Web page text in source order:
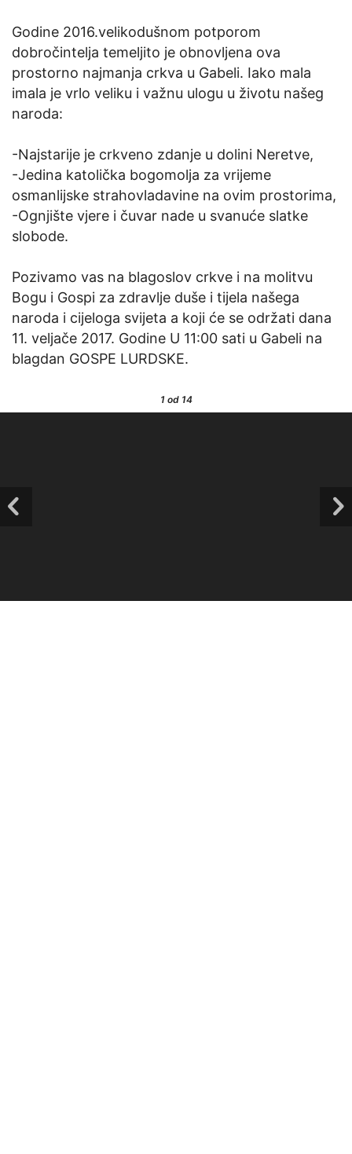
Godine 2016.velikodušnom potporom
dobročintelja temeljito je obnovljena ova
prostorno najmanja crkva u Gabeli. Iako mala
imala je vrlo veliku i važnu ulogu u životu našeg
naroda:
-Najstarije je crkveno zdanje u dolini Neretve,
-Jedina katolička bogomolja za vrijeme
osmanlijske strahovladavine na ovim prostorima,
-Ognjište vjere i čuvar nade u svanuće slatke
slobode.
Pozivamo vas na blagoslov crkve i na molitvu
Bogu i Gospi za zdravlje duše i tijela našega
naroda i cijeloga svijeta a koji će se održati dana
11. veljače 2017. Godine U 11:00 sati u Gabeli na
blagdan GOSPE LURDSKE.
1od 14